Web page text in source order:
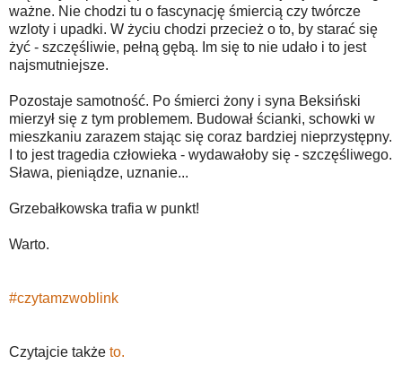
ważne. Nie chodzi tu o fascynację śmiercią czy twórcze
wzloty i upadki. W życiu chodzi przecież o to, by starać się
żyć - szczęśliwie, pełną gębą. Im się to nie udało i to jest
najsmutniejsze.
Pozostaje samotność. Po śmierci żony i syna Beksiński
mierzył się z tym problemem. Budował ścianki, schowki w
mieszkaniu zarazem stając się coraz bardziej nieprzystępny.
I to jest tragedia człowieka - wydawałoby się - szczęśliwego.
Sława, pieniądze, uznanie...
Grzebałkowska trafia w punkt!
Warto.
#czytamzwoblink
Czytajcie także to.